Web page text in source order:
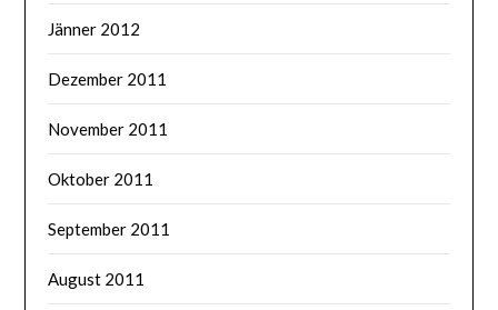
Jänner 2012
Dezember 2011
November 2011
Oktober 2011
September 2011
August 2011